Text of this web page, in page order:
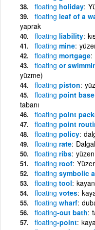
floating holiday
floating leaf of a
yaprak
floating liability
floating mine
floating mortgage
floating or
yüzme)
floating piston
floating point base
tabanı
floating point
floating point
floating policy
floating rate
floating ribs
floating roof
floating symbolic
floating tool
floating votes
floating wharf
floating-out bath
floating-point